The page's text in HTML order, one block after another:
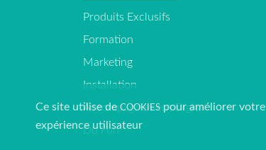
Ce site utilise deCOOKIESpour améliorer votre
expérience utilisateur
Produits Exclusifs
Formation
Marketing
Installation
Accompagnement Digital
Du Fun